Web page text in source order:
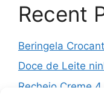
Recent
Beringela
Doce de Leite
Recheio Creme